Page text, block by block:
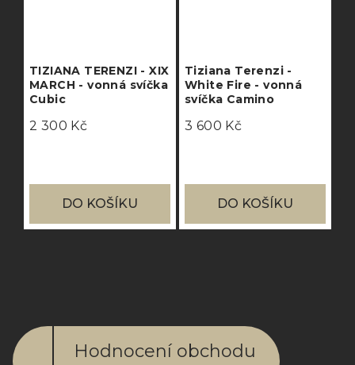
TIZIANA TERENZI - XIX
MARCH - vonná svíčka
Cubic
2 300 Kč
DO KOŠÍKU
Tiziana Terenzi -
White Fire - vonná
svíčka Camino
3 600 Kč
DO KOŠÍKU
Hodnocení obchodu